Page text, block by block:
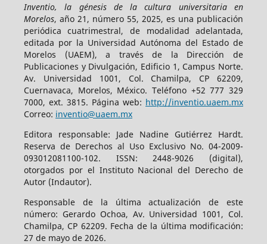
Inventio, la génesis de la cultura universitaria en
Morelos, año 21, número 55, 2025, es una publicación
periódica cuatrimestral, de modalidad adelantada,
editada por la Universidad Autónoma del Estado de
Morelos (UAEM), a través de la Dirección de
Publicaciones y Divulgación, Edificio 1, Campus Norte.
Av. Universidad 1001, Col. Chamilpa, CP 62209,
Cuernavaca, Morelos, México. Teléfono +52 777 329
7000, ext. 3815. Página web: http://inventio.uaem.mx
Correo: inventio@uaem.mx
Editora responsable: Jade Nadine Gutiérrez Hardt.
Reserva de Derechos al Uso Exclusivo No. 04-2009-
093012081100-102. ISSN: 2448-9026 (digital),
otorgados por el Instituto Nacional del Derecho de
Autor (Indautor).
Responsable de la última actualización de este
número: Gerardo Ochoa, Av. Universidad 1001, Col.
Chamilpa, CP 62209. Fecha de la última modificación:
27 de mayo de 2026.